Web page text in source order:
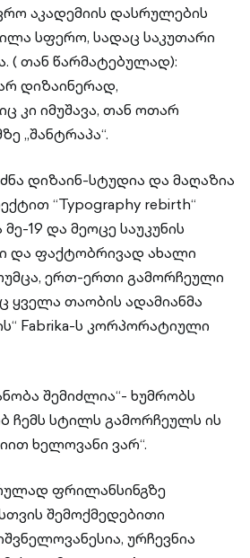
აკადემიის დასრულების
სფერო, სადაც საკუთარი
( თან წარმატებულად):
დიზაინერად,
კი იმუშავა, თან ოთარ
„შანტრაპა“.
დიზაინ-სტუდია და მაღაზია
“Typography rebirth“
19 და მეოცე საუკუნის
და ფაქტობრივად ახალი
ერთ-ერთი გამორჩეული
თაობის ადამიანმა
Fabrika-ს კორპორატიული
შემიძლია“- ხუმრობს
ჩემს სტილს გამორჩეულს ის
ხელოვანი ვარ“.
ფრილანსინგზე
შემოქმედებითი
ურჩევნია